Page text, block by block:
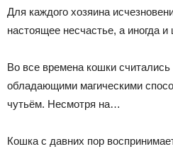
Для каждого хозяина
настоящее несчастье, а иногда
Во все времена кошки
обладающими магическими
чутьём. Несмотря на…
Кошка с давних пор